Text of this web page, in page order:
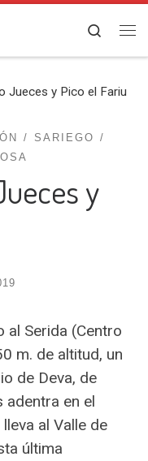
Search
Jueces y Pico el Fariu
SARIEGO
y
al Serida (Centro
m. de altitud, un
de Deva, de
adentra en el
al Valle de
última